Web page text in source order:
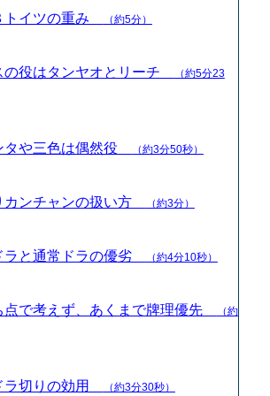
トイツの重み （約5分）
の役はタンヤオとリーチ
（約5分23
タや三色は偶然役 （約3分50秒）
カンチャンの扱い方 （約3分）
ラと通常ドラの優劣 （約4分10秒）
点で考えず、あくまで牌理優先
（約
ラ切りの効用 （約3分30秒）